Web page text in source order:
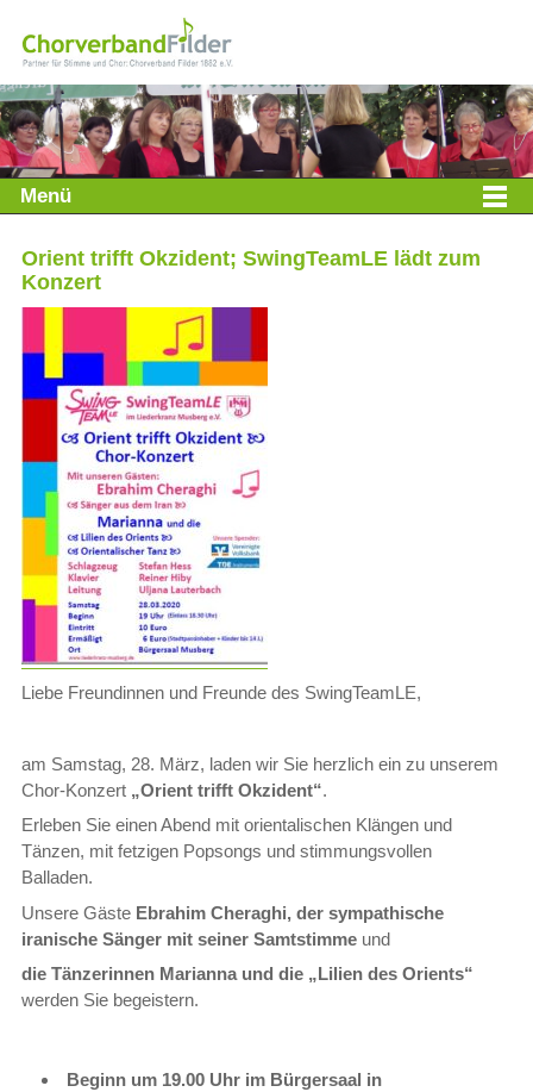
Menü
Orient trifft Okzident; SwingTeamLE lädt zum
Konzert
Liebe Freundinnen und Freunde des SwingTeamLE,
am Samstag, 28. März, laden wir Sie herzlich ein zu unserem
Chor-Konzert „Orient trifft Okzident“.
Erleben Sie einen Abend mit orientalischen Klängen und
Tänzen, mit fetzigen Popsongs und stimmungsvollen
Balladen.
Unsere Gäste Ebrahim Cheraghi, der sympathische
iranische Sänger mit seiner Samtstimmeund
die Tänzerinnen Marianna und die „Lilien des Orients“
werden Sie begeistern.
Beginn um 19.00 Uhr im Bürgersaal in